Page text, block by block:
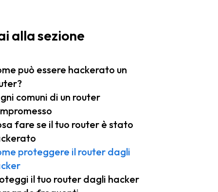
alla sezione
può essere hackerato un
comuni di un router
fare se il tuo router è stato
proteggere il router dagli
il tuo router dagli hacker